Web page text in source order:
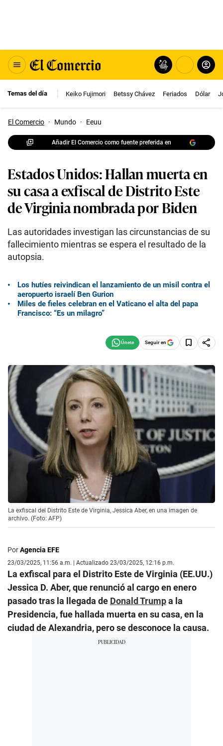
Temas del día Keiko Fujimori Betssy Chávez Feriados Dólar
El Comercio · Mundo · Eeuu
Añadir El Comercio como fuente preferida en
Estados Unidos: Hallan muerta en
su casa a exfiscal de Distrito Este
de Virginia nombrada por Biden
Las autoridades investigan las circunstancias de su
fallecimiento mientras se espera el resultado de la
autopsia.
Los hutíes reivindican el lanzamiento de un misil contra el
aeropuerto israelí Ben Gurion
Miles de fieles celebran en el Vaticano el alta del papa
Francisco: “Es un milagro”
Seguir en
La exfiscal del Distrito Este de Virginia, Jessica Aber, en una imagen de
archivo. (Foto: AFP)
PorAgencia EFE
23/03/2025, 11:56 a.m. | Actualizado 23/03/2025, 12:16 p.m.
La exfiscal para el Distrito Este de Virginia (EE.UU.)
Jessica D. Aber, que renunció al cargo en enero
pasado tras la llegada de Donald Trumpa la
Presidencia, fue hallada muerta en su casa, en la
ciudad de Alexandria, pero se desconoce la causa.